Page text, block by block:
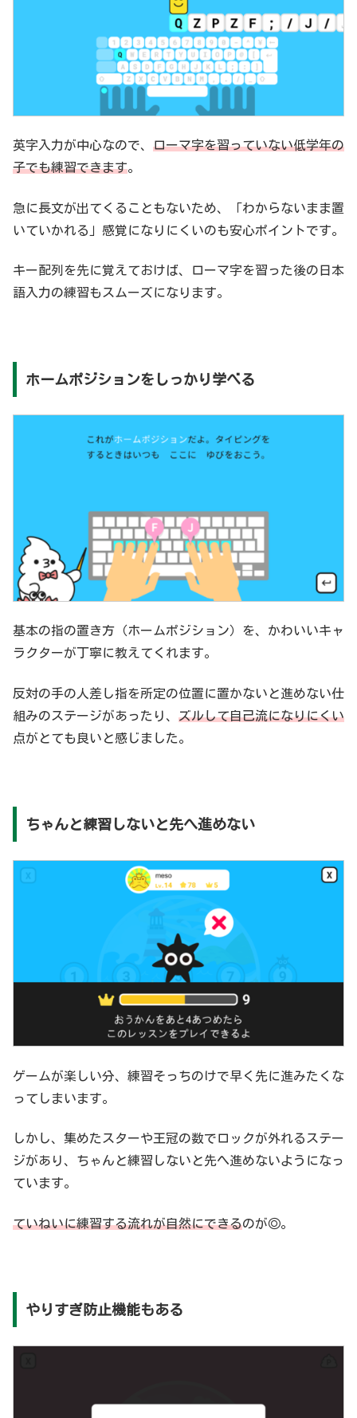
英字入力が中心なので、 ローマ字を習っていない低学年の
子でも練習できます。
急に長文が出てくることもないため、「わからないまま置
いていかれる」感覚になりにくいのも安心ポイントです。
キー配列を先に覚えておけば、ローマ字を習った後の日本
語入力の練習もスムーズになります。
ホームポジションをしっかり学べる
基本の指の置き方（ホームポジション）を、かわいいキャ
ラクターが丁寧に教えてくれます。
反対の手の人差し指を所定の位置に置かないと進めない仕
組みのステージがあったり、 ズルして自己流になりにくい
点がとても良いと感じました。
ちゃんと練習しないと先へ進めない
ゲームが楽しい分、練習そっちのけで早く先に進みたくな
ってしまいます。
しかし、集めたスターや王冠の数でロックが外れるステー
ジがあり、ちゃんと練習しないと先へ進めないようになっ
ています。
ていねいに練習する流れが自然にできるのが◎。
やりすぎ防止機能もある